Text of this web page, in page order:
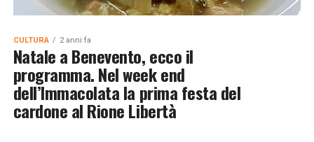
CULTURA 2 anni fa
Natale a Benevento, ecco il
programma. Nel week end
dell’Immacolata la prima festa del
cardone al Rione Libertà